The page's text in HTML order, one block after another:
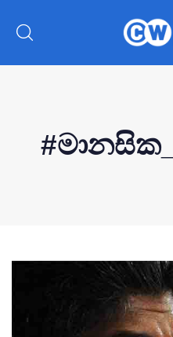
Type and hit enter